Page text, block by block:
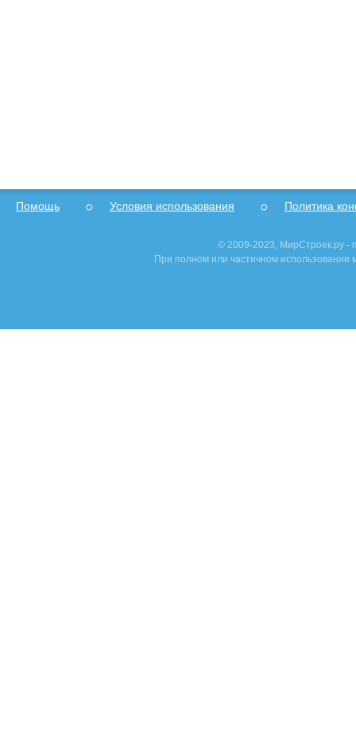
Помощь Условия использования Политика
© 2009-2023, МирСтроек.ру -
При полном или частичном использовании